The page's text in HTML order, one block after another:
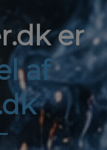
er
af